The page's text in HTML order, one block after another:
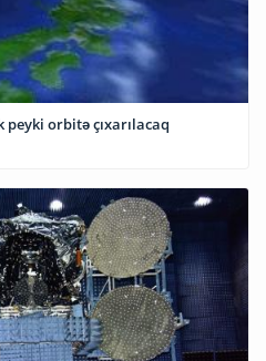
peyki orbitə çıxarılacaq